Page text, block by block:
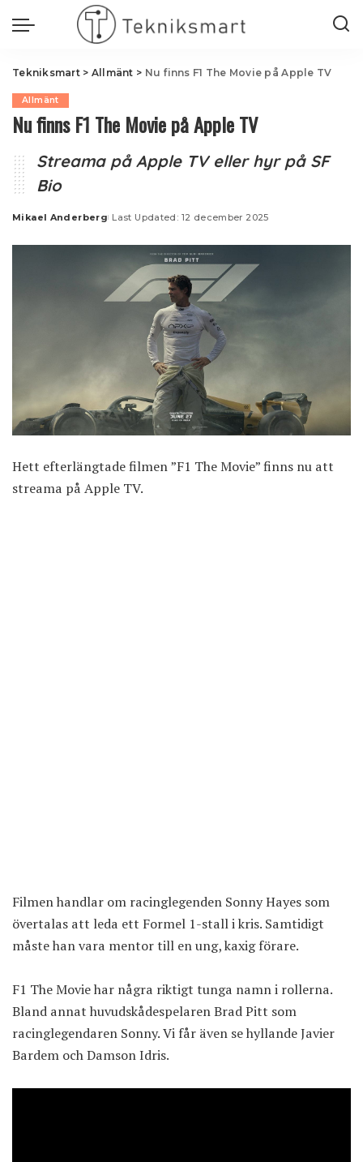
Tekniksmart> Allmänt > Nu finns F1 The Movie på Apple TV
Allmänt
Nu finns F1 The Movie på Apple TV
Streama på Apple TV eller hyr på SF
Bio
Posted
Mikael Anderberg Last Updated: 12 december 2025
Hett efterlängtade filmen ”F1 The Movie” finns nu att
streama på Apple TV.
Filmen handlar om racinglegenden Sonny Hayes som
övertalas att leda ett Formel 1-stall i kris. Samtidigt
måste han vara mentor till en ung, kaxig förare.
F1 The Movie har några riktigt tunga namn i rollerna.
Bland annat huvudskådespelaren Brad Pitt som
racinglegendaren Sonny. Vi får även se hyllande Javier
Bardem och Damson Idris.